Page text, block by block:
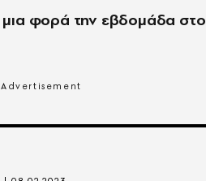
μια φορά την εβδομάδα στο